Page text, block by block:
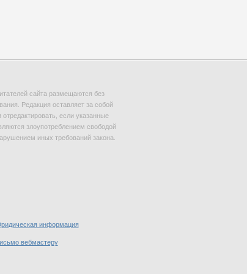
сайта размещаются без
Редакция оставляет за собой
если указанные
злоупотреблением свободой
иных требований закона.
информация
вебмастеру